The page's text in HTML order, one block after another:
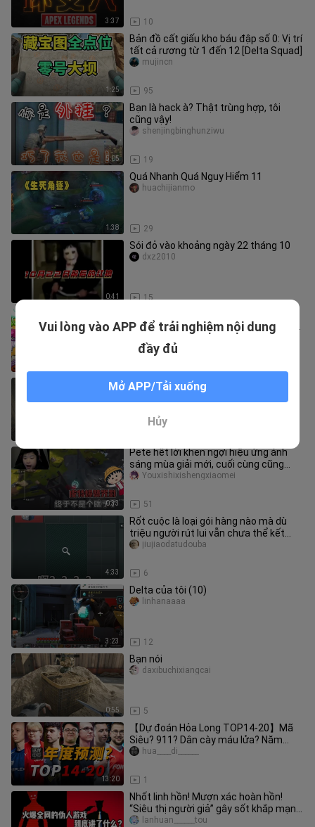
3:37 10
1:25
Bản đồ cất giấu kho báu đập số 0: Vị trí
tất cả rương từ 1 đến 12 [Delta Squad]
95
mujincn
5:05
Bạn là hack à? Thật trùng hợp, tôi
cũng vậy!
19
shenjingbinghunziwu
1:38
Quá Nhanh Quá Nguy Hiểm 11
29
huachijianmo
0:41
Sói đỏ vào khoảng ngày 22 tháng 10
15
dxz2010
cấp cao nhất đối đầu với 300 zombie
Sự theo đuổi hạnh phúc
0:33
Pete hết lời khen ngợi hiệu ứng ánh
sáng mùa giải mới, cuối cùng cũng
không còn là kẻ mù nữa
51
Youxishixishengxiaomei
4:33
Rốt cuộc là loại gói hàng nào mà dù
triệu người rút lui vẫn chưa thể kết
thúc!? Sáu ô trong bảo hiểm
6
jiujiaodatudouba
3:23
Delta của tôi (10)
12
linhanaaaa
0:55
Bạn nói
5
daxibuchixiangcai
13:20
【Dự đoán Hỏa Long TOP14-20】Mã
Siêu? 911? Dân cày máu lửa? Năm
2024, 20 tay súng CS xuất sắc nhất là
1
hua____di______
Nhốt linh hồn! Mượn xác hoàn hồn!
“Siêu thị người giả” gây sốt khắp mạng
rốt cuộc kể về điều gì? Ba
lanhuan______tou
Vui lòng vào APP để trải nghiệm nội dung
đầy đủ
Mở APP/Tải xuống
Hủy